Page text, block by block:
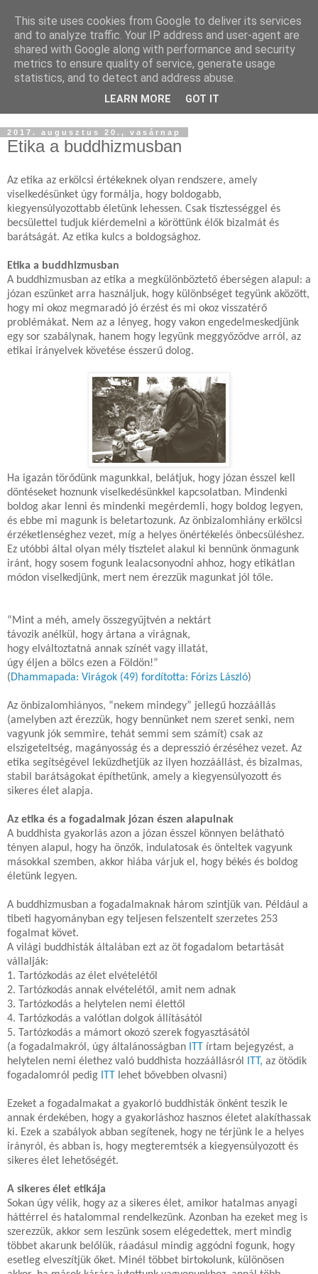
Buddhapest
Hétköznapi buddhizmus
2017. augusztus 20., vasárnap
Etika a buddhizmusban
Az etika az erkölcsi értékeknek olyan rendszere, amely
viselkedésünket úgy formálja, hogy boldogabb,
kiegyensúlyozottabb életünk lehessen. Csak tisztességgel és
becsülettel tudjuk kiérdemelni a köröttünk élők bizalmát és
barátságát. Az etika kulcs a boldogsághoz.
Etika a buddhizmusban
A buddhizmusban az etika a megkülönböztető éberségen alapul: a
józan eszünket arra használjuk, hogy különbséget tegyünk aközött,
hogy mi okoz megmaradó jó érzést és mi okoz visszatérő
problémákat. Nem az a lényeg, hogy vakon engedelmeskedjünk
egy sor szabálynak, hanem hogy legyünk meggyőződve arról, az
etikai irányelvek követése ésszerű dolog.
Ha igazán törődünk magunkkal, belátjuk, hogy józan ésszel kell
döntéseket hoznunk viselkedésünkkel kapcsolatban. Mindenki
boldog akar lenni és mindenki megérdemli, hogy boldog legyen,
és ebbe mi magunk is beletartozunk. Az önbizalomhiány erkölcsi
érzéketlenséghez vezet, míg a helyes önértékelés önbecsüléshez.
Ez utóbbi által olyan mély tisztelet alakul ki bennünk önmagunk
iránt, hogy sosem fogunk lealacsonyodni ahhoz, hogy etikátlan
módon viselkedjünk, mert nem érezzük magunkat jól tőle.
“Mint a méh, amely összegyűjtvén a nektárt
távozik anélkül, hogy ártana a virágnak,
hogy elváltoztatná annak színét vagy illatát,
úgy éljen a bölcs ezen a Földön!”
(Dhammapada: Virágok (49) fordította: Fórizs László)
Az önbizalomhiányos, “nekem mindegy” jellegű hozzáállás
(amelyben azt érezzük, hogy bennünket nem szeret senki, nem
vagyunk jók semmire, tehát semmi sem számít) csak az
elszigeteltség, magányosság és a depresszió érzéséhez vezet. Az
etika segítségével leküzdhetjük az ilyen hozzáállást, és bizalmas,
stabil barátságokat építhetünk, amely a kiegyensúlyozott és
sikeres élet alapja.
Az etika és a fogadalmak józan észen alapulnak
A buddhista gyakorlás azon a józan ésszel könnyen belátható
tényen alapul, hogy ha önzők, indulatosak és önteltek vagyunk
másokkal szemben, akkor hiába várjuk el, hogy békés és boldog
életünk legyen.
A buddhizmusban a fogadalmaknak három szintjük van. Például a
tibeti hagyományban egy teljesen felszentelt szerzetes 253
fogalmat követ.
A világi buddhisták általában ezt az öt fogadalom betartását
vállalják:
1. Tartózkodás az élet elvételétől
2. Tartózkodás annak elvételétől, amit nem adnak
3. Tartózkodás a helytelen nemi élettől
4. Tartózkodás a valótlan dolgok állításától
5. Tartózkodás a mámort okozó szerek fogyasztásától
(a fogadalmakról, úgy általánosságban ITT írtam bejegyzést, a
helytelen nemi élethez való buddhista hozzáállásról
ITT, az ötödik
fogadalomról pedig ITT lehet bővebben olvasni)
Ezeket a fogadalmakat a gyakorló buddhisták önként teszik le
annak érdekében, hogy a gyakorláshoz hasznos életet alakíthassak
ki. Ezek a szabályok abban segítenek, hogy ne térjünk le a helyes
irányról, és abban is, hogy megteremtsék a kiegyensúlyozott és
sikeres élet lehetőségét.
A sikeres élet etikája
Sokan úgy vélik, hogy az a sikeres élet, amikor hatalmas anyagi
háttérrel és hatalommal rendelkezünk. Azonban ha ezeket meg is
szerezzük, akkor sem leszünk sosem elégedettek, mert mindig
többet akarunk belőlük, ráadásul mindig aggódni fogunk, hogy
esetleg elveszítjük őket. Minél többet birtokolunk, különösen
This site uses cookies from Google to deliver its services
and to analyze traffic. Your IP address and user-agent are
shared with Google along with performance and security
metrics to ensure quality of service, generate usage
statistics, and to detect and address abuse.
LEARN MORE GOT IT